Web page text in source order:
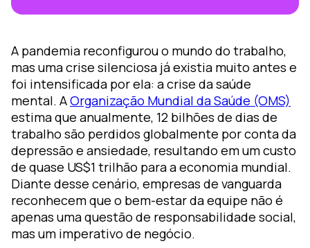
de
—
A pandemia reconfigurou o mundo do trabalho,
mas uma crise silenciosa já existia muito antes e
foi intensificada por ela: a crise da saúde
mental. AOrganização Mundial da Saúde (OMS)
estima que anualmente, 12 bilhões de dias de
trabalho são perdidos globalmente por conta da
depressão e ansiedade, resultando em um custo
de quase US$1 trilhão para a economia mundial.
Diante desse cenário, empresas de vanguarda
reconhecem que o bem-estar da equipe não é
apenas uma questão de responsabilidade social,
mas um imperativo de negócio.